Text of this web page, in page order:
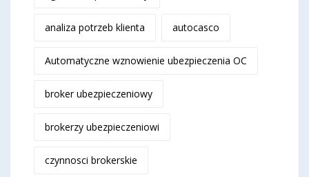
analiza potrzeb klienta autocasco
Automatyczne wznowienie ubezpieczenia OC
broker ubezpieczeniowy
brokerzy ubezpieczeniowi
czynnosci brokerskie